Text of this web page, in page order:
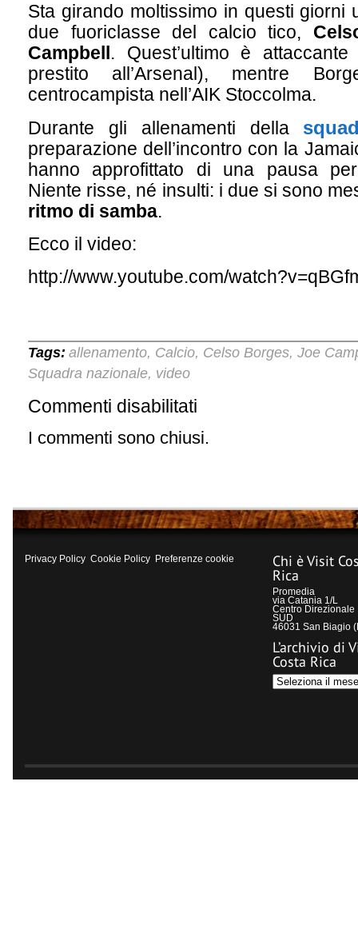
Sta girando moltissimo in questi giorni
due fuoriclasse del calcio tico,
Campbell . Quest’ultimo è
prestito all’Arsenal), mentre
centrocampista nell’AIK Stoccolma.
Durante gli allenamenti della
preparazione dell’incontro con la
hanno approfittato di una pausa
Niente risse, né insulti: i due si sono
ritmo di samba.
Ecco il video:
http://www.youtube.com/
Tags: allenamento, Calcio, Celso Borges, Joe
Squadra nazionale, video
Commenti disabilitati
samba
Borges-
Campbell
I commenti sono chiusi.
Privacy Policy Cookie Policy Preferenze cookie Chi è Visit
Rica
Promedia
via Catania 1/L
Centro Direzionale
SUD
46031 San Biagio
L’archivio di
Costa Rica
L’archivio
di